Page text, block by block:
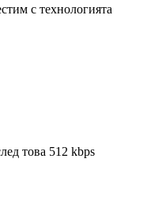
с технологията
това 512 kbps